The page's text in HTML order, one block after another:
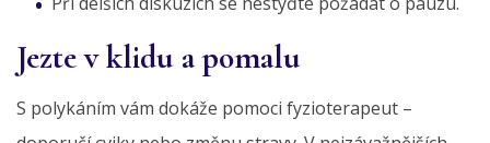
Jezte v klidu a pomalu
S polykáním vám dokáže pomoci fyzioterapeut –